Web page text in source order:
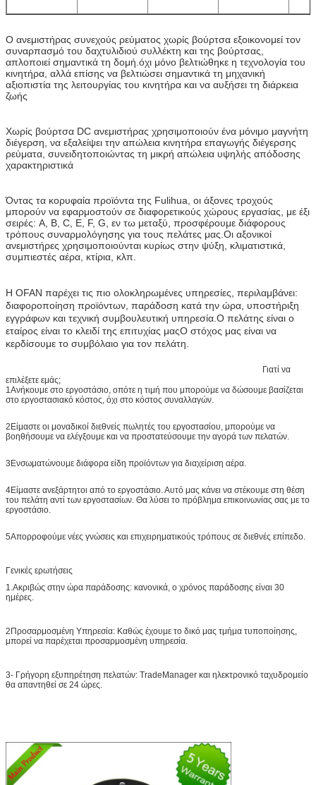
Ο ανεμιστήρας συνεχούς ρεύματος χωρίς βούρτσα εξοικονομεί τον
συναρπασμό του δαχτυλιδιού συλλέκτη και της βούρτσας,
απλοποιεί σημαντικά τη δομή.όχι μόνο βελτιώθηκε η τεχνολογία του
κινητήρα, αλλά επίσης να βελτιώσει σημαντικά τη μηχανική
αξιοπιστία της λειτουργίας του κινητήρα και να αυξήσει τη διάρκεια
ζωής
Χωρίς βούρτσα DC ανεμιστήρας χρησιμοποιούν ένα μόνιμο μαγνήτη
διέγερση, να εξαλείψει την απώλεια κινητήρα επαγωγής διέγερσης
ρεύματα, συνειδητοποιώντας τη μικρή απώλεια υψηλής απόδοσης
χαρακτηριστικά
Όντας τα κορυφαία προϊόντα της Fulihua, οι άξονες τροχούς
μπορούν να εφαρμοστούν σε διαφορετικούς χώρους εργασίας, με έξι
σειρές: A, B, C, E, F, G, εν τω μεταξύ, προσφέρουμε διάφορους
τρόπους συναρμολόγησης για τους πελάτες μας.Οι αξονικοί
ανεμιστήρες χρησιμοποιούνται κυρίως στην ψύξη, κλιματιστικά,
συμπιεστές αέρα, κτίρια, κλπ.
Η OFAN παρέχει τις πιο ολοκληρωμένες υπηρεσίες, περιλαμβάνει:
διαφοροποίηση προϊόντων, παράδοση κατά την ώρα, υποστήριξη
εγγράφων και τεχνική συμβουλευτική υπηρεσία.Ο πελάτης είναι ο
εταίρος είναι το κλειδί της επιτυχίας μαςΟ στόχος μας είναι να
κερδίσουμε το συμβόλαιο για τον πελάτη.
Γιατί να
επιλέξετε εμάς;
1Ανήκουμε στο εργοστάσιο, οπότε η τιμή που μπορούμε να δώσουμε βασίζεται
στο εργοστασιακό κόστος, όχι στο κόστος συναλλαγών.
2Είμαστε οι μοναδικοί διεθνείς πωλητές του εργοστασίου, μπορούμε να
βοηθήσουμε να ελέγξουμε και να προστατεύσουμε την αγορά των πελατών.
3Ενσωματώνουμε διάφορα είδη προϊόντων για διαχείριση αέρα.
4Είμαστε ανεξάρτητοι από το εργοστάσιο. Αυτό μας κάνει να στέκουμε στη θέση
του πελάτη αντί των εργοστασίων. Θα λύσει το πρόβλημα επικοινωνίας σας με το
εργοστάσιο.
5Απορροφούμε νέες γνώσεις και επιχειρηματικούς τρόπους σε διεθνές επίπεδο.
Γενικές ερωτήσεις
1.Ακριβώς στην ώρα παράδοσης: κανονικά, ο χρόνος παράδοσης είναι 30
ημέρες.
2Προσαρμοσμένη Υπηρεσία: Καθώς έχουμε το δικό μας τμήμα τυποποίησης,
μπορεί να παρέχεται προσαρμοσμένη υπηρεσία.
3- Γρήγορη εξυπηρέτηση πελατών: TradeManager και ηλεκτρονικό ταχυδρομείο
θα απαντηθεί σε 24 ώρες.